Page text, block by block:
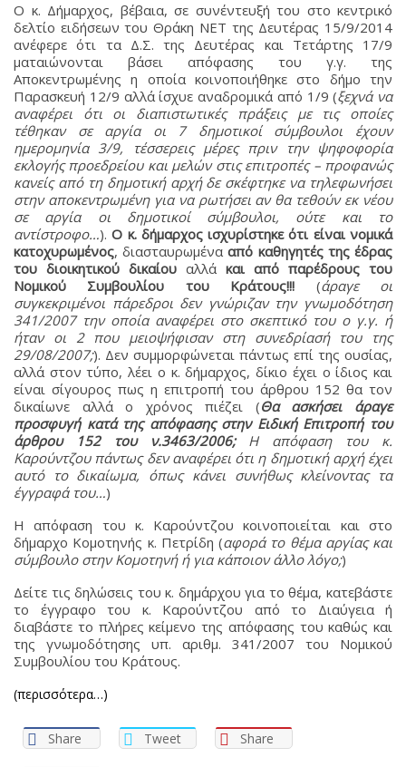
Ο κ. Δήμαρχος, βέβαια, σε συνέντευξή του στο κεντρικό
δελτίο ειδήσεων του Θράκη ΝΕΤ της Δευτέρας 15/9/2014
ανέφερε ότι τα Δ.Σ. της Δευτέρας και Τετάρτης 17/9
ματαιώνονται βάσει απόφασης του γ.γ. της
Αποκεντρωμένης η οποία κοινοποιήθηκε στο δήμο την
Παρασκευή 12/9 αλλά ίσχυε αναδρομικά από 1/9 (ξεχνά να
αναφέρει ότι οι διαπιστωτικές πράξεις με τις οποίες
τέθηκαν σε αργία οι 7 δημοτικοί σύμβουλοι έχουν
ημερομηνία 3/9, τέσσερεις μέρες πριν την ψηφοφορία
εκλογής προεδρείου και μελών στις επιτροπές – προφανώς
κανείς από τη δημοτική αρχή δε σκέφτηκε να τηλεφωνήσει
στην αποκεντρωμένη για να ρωτήσει αν θα τεθούν εκ νέου
σε αργία οι δημοτικοί σύμβουλοι, ούτε και το
αντίστροφο…).Ο κ. δήμαρχος ισχυρίστηκε ότι είναι νομικά
κατοχυρωμένος, διασταυρωμένααπό καθηγητές της έδρας
του διοικητικού δικαίου αλλά και από παρέδρους του
Νομικού Συμβουλίου του Κράτους!!! (άραγε οι
συγκεκριμένοι πάρεδροι δεν γνώριζαν την γνωμοδότηση
341/2007 την οποία αναφέρει στο σκεπτικό του ο γ.γ. ή
ήταν οι 2 που μειοψήφισαν στη συνεδρίασή του της
29/08/2007;). Δεν συμμορφώνεται πάντως επί της ουσίας,
αλλά στον τύπο, λέει ο κ. δήμαρχος, δίκιο έχει ο ίδιος και
είναι σίγουρος πως η επιτροπή του άρθρου 152 θα τον
δικαίωνε αλλά ο χρόνος πιέζει (Θα ασκήσει άραγε
προσφυγή κατά της απόφασης στην Ειδική Επιτροπή του
άρθρου 152 του ν.3463/2006;Η απόφαση του κ.
Καρούντζου πάντως δεν αναφέρει ότι η δημοτική αρχή έχει
αυτό το δικαίωμα, όπως κάνει συνήθως κλείνοντας τα
έγγραφά του…)
Η απόφαση του κ. Καρούντζου κοινοποιείται και στο
δήμαρχο Κομοτηνής κ. Πετρίδη (αφορά το θέμα αργίας και
σύμβουλο στην Κομοτηνή ή για κάποιον άλλο λόγο;)
Δείτε τις δηλώσεις του κ. δημάρχου για το θέμα, κατεβάστε
το έγγραφο του κ. Καρούντζου από το Διαύγεια ή
διαβάστε το πλήρες κείμενο της απόφασης του καθώς και
της γνωμοδότησης υπ. αριθμ. 341/2007 του Νομικού
Συμβουλίου του Κράτους.
(περισσότερα…)
Share Tweet Share